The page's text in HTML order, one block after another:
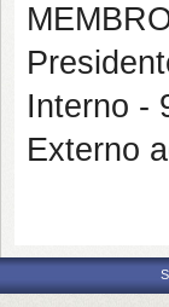
Interno -
Externo